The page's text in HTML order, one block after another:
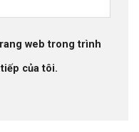
web trong trình
của tôi.